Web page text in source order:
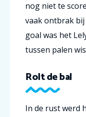
nog niet te
vaak ontbrak
goal was het
tussen palen
Rolt de bal
In de rust werd